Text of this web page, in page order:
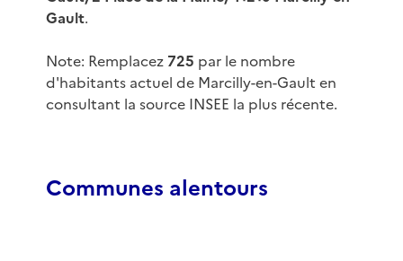
Gault.
Note: Remplacez 725 par le nombre
d'habitants actuel de Marcilly-en-Gault en
consultant la source INSEE la plus récente.
Communes alentours